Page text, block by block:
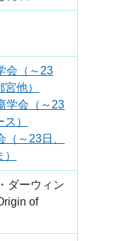
会（～23
他）
学会（～23
）
～23日、
ダーウィン
of